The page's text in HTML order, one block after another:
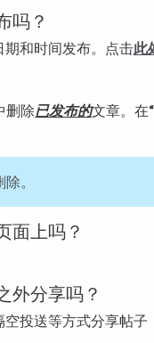
吗？
和时间发布。点击此
删除已发布的文章。在
。
面上吗？
外分享吗？
投送等方式分享帖子